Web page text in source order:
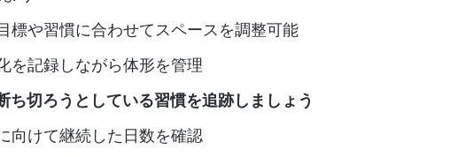
標や習慣に合わせてスペースを調整可能
を記録しながら体形を管理
ち切ろうとしている習慣を追跡しましょう
向けて継続した日数を確認